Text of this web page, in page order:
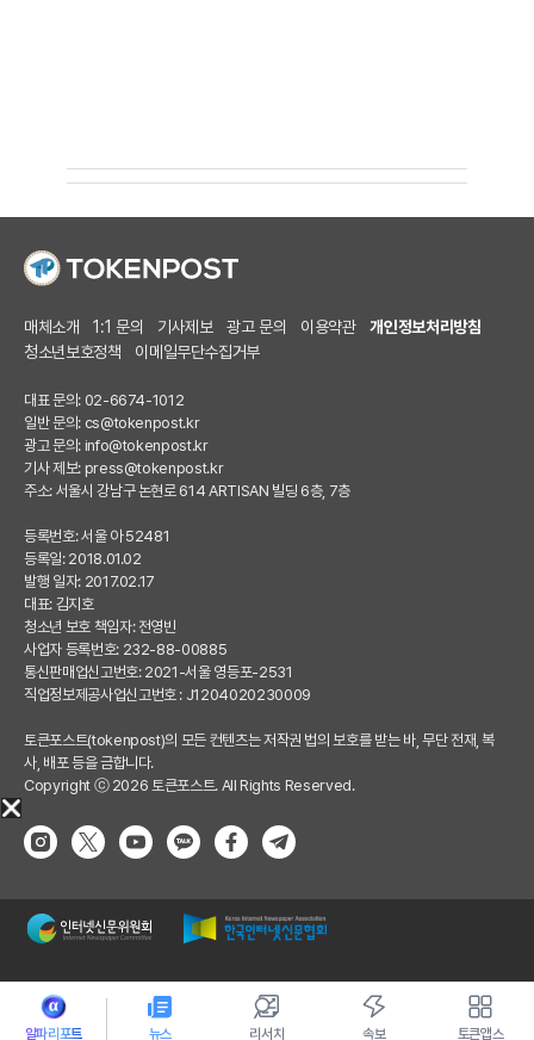
알파리포트 뉴스 리서치 속보 토큰앱스
매체소개 1:1 문의 기사제보 광고 문의 이용약관
개인정보처리방침
청소년보호정책
이메일무단수집거부
대표 문의: 02-6674-1012
일반 문의: cs@tokenpost.kr
광고 문의: info@tokenpost.kr
기사 제보: press@tokenpost.kr
주소: 서울시 강남구 논현로 614 ARTISAN 빌딩 6층, 7층
등록번호: 서울 아 52481
등록일: 2018.01.02
발행 일자: 2017.02.17
대표: 김지호
청소년 보호 책임자: 전영빈
사업자 등록번호: 232-88-00885
통신판매업신고번호: 2021-서울 영등포-2531
직업정보제공사업신고번호 : J1204020230009
토큰포스트(tokenpost)의 모든 컨텐츠는 저작권 법의 보호를 받는 바, 무단 전재, 복
사, 배포 등을 금합니다.
Copyright ⓒ 2026 토큰포스트. All Rights Reserved.